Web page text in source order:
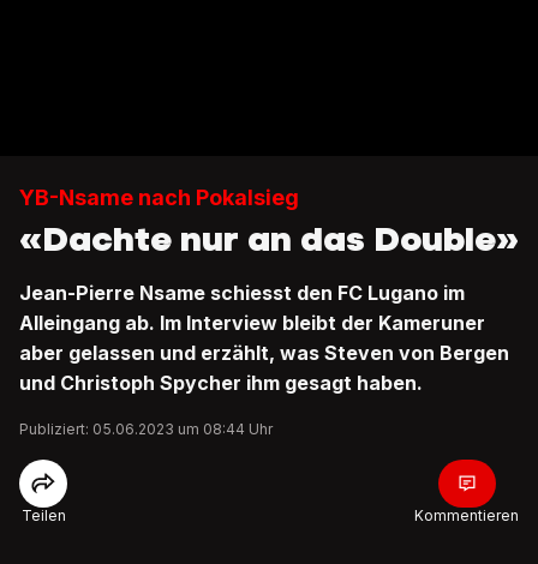
YB-Nsame nach Pokalsieg
«Dachte nur an das Double»
Jean-Pierre Nsame schiesst den FC Lugano im
Alleingang ab. Im Interview bleibt der Kameruner
aber gelassen und erzählt, was Steven von Bergen
und Christoph Spycher ihm gesagt haben.
Publiziert: 05.06.2023 um 08:44 Uhr
Teilen Kommentieren